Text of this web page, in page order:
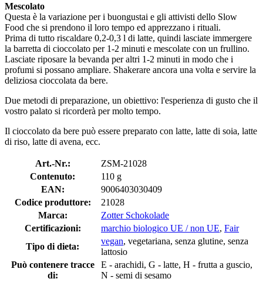
Mescolato
Questa è la variazione per i buongustai e gli attivisti dello Slow
Food che si prendono il loro tempo ed apprezzano i rituali.
Prima di tutto riscaldare 0,2-0,3 l di latte, quindi lasciate immergere
la barretta di cioccolato per 1-2 minuti e mescolate con un frullino.
Lasciate riposare la bevanda per altri 1-2 minuti in modo che i
profumi si possano ampliare. Shakerare ancora una volta e servire la
deliziosa cioccolata da bere.
Due metodi di preparazione, un obiettivo: l'esperienza di gusto che il
vostro palato si ricorderà per molto tempo.
Il cioccolato da bere può essere preparato con latte, latte di soia, latte
di riso, latte di avena, ecc.
Art.-Nr.:
ZSM-21028
Contenuto:
110 g
EAN:
9006403030409
Codice produttore:
21028
Marca:
Zotter Schokolade
Certificazioni:
marchio biologico UE / non UE, Fair
Tipo di dieta:
vegan, vegetariana, senza glutine, senza
lattosio
Può contenere tracce
di:
E - arachidi, G - latte, H - frutta a guscio,
N - semi di sesamo